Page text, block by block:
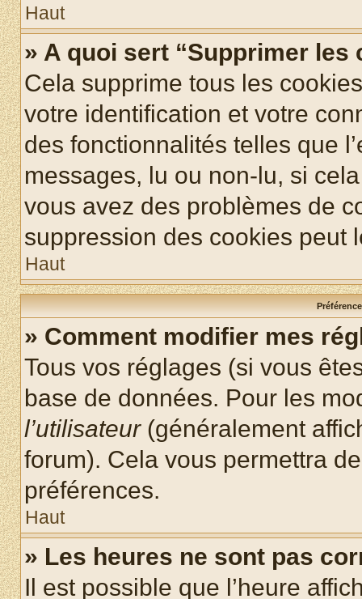
Haut
» A quoi sert “Supprimer les
Cela supprime tous les
votre identification et votre
des fonctionnalités telles que
messages, lu ou non-lu, si
vous avez des problèmes de
suppression des cookies peut
Haut
» Comment modifier mes
Tous vos réglages (si vous
base de données. Pour les
l’utilisateur(généralement
forum). Cela vous permettra
préférences.
Haut
» Les heures ne sont pas
Il est possible que l’heure